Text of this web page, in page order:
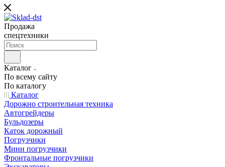
Продажа
спецтехники
Каталог
По всему сайту
По каталогу
Каталог
Дорожно строительная техника
Автогрейдеры
Бульдозеры
Каток дорожный
Погрузчики
Мини погрузчики
Фронтальные погрузчики